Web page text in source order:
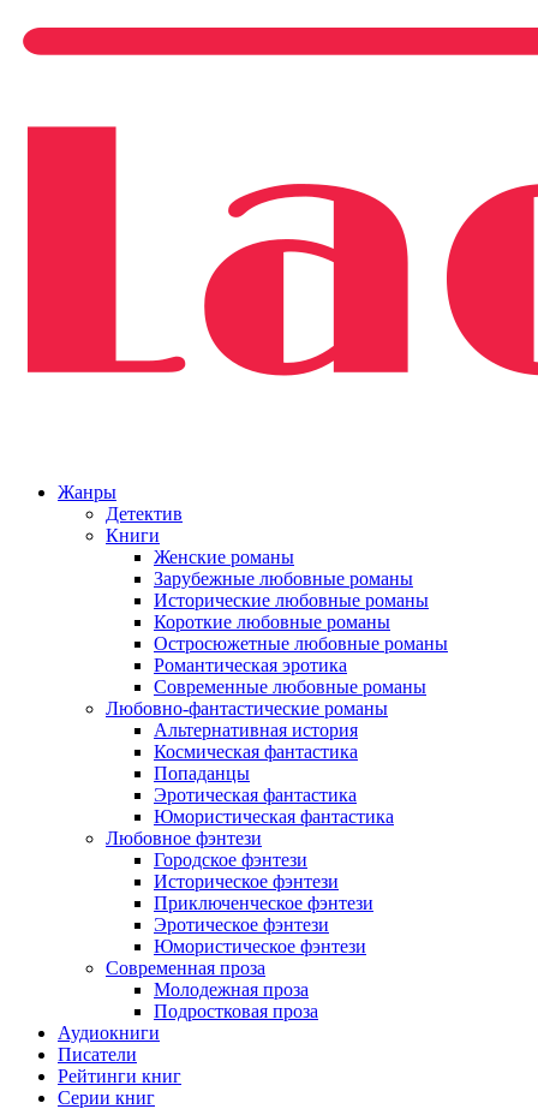
Жанры
Детектив
Книги
Женские романы
Зарубежные любовные романы
Исторические любовные романы
Короткие любовные романы
Остросюжетные любовные романы
Романтическая эротика
Современные любовные романы
Любовно-фантастические романы
Альтернативная история
Космическая фантастика
Попаданцы
Эротическая фантастика
Юмористическая фантастика
Любовное фэнтези
Городское фэнтези
Историческое фэнтези
Приключенческое фэнтези
Эротическое фэнтези
Юмористическое фэнтези
Современная проза
Молодежная проза
Подростковая проза
Аудиокниги
Писатели
Рейтинги книг
Серии книг